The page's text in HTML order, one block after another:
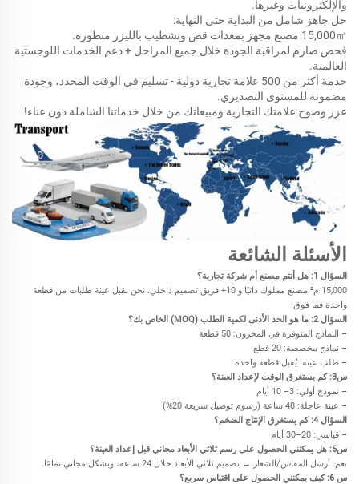
والإلكترونيات وغيرها.
حل جاهز شامل من البداية حتى النهاية:
15,000㎡
مصنع مجهز بمعدات قص وتشطيب بالليزر متطورة.
فحص صارم لمراقبة الجودة خلال جميع المراحل + دعم الخدمات اللوجستية
العالمية.
خدمة أكثر من 500 علامة تجارية دولية - تسليم في الوقت المحدد، وجودة
مضمونة للمستوى التصديري.
عزز وضوح علامتك التجارية ومبيعاتك من خلال خدماتنا الشاملة دون عناء!
الأسئلة الشائعة
السؤال 1: هل أنتم مصنع أم شركة تجارية؟
15,000 م² مصنع مملوك ذاتيًا و 10+ فريق تصميم داخلي. نحن نقبل عينة طلبات من قطعة
واحدة فما فوق.
السؤال 2: ما هو الحد الأدنى لكمية الطلب (MOQ) الخاص بك؟
– النماذج المتوفرة في المخزون: 50 قطعة
– نماذج مخصصة:
20 قطع
– طلب عينة: يُقبل قطعة واحدة
س3: كم يستغرق الوقت لإعداد العينة؟
– نموذج أولي: 3–
10 أيام
– عينة عاجلة: 48 ساعة (رسوم توصيل سريعة 20%)
السؤال 4: كم يستغرق الإنتاج الضخم؟
– قياسي: 20
–
30 أيام
س5: هل يمكنني الحصول على رسم ثلاثي الأبعاد مجاني قبل إعداد العينة؟
نعم. أرسل المقاس/الشعار → تصميم ثلاثي الأبعاد خلال 24 ساعة، وبشكل مجاني تمامًا.
س 6: كيف يمكنني الحصول على اقتباس سريع؟